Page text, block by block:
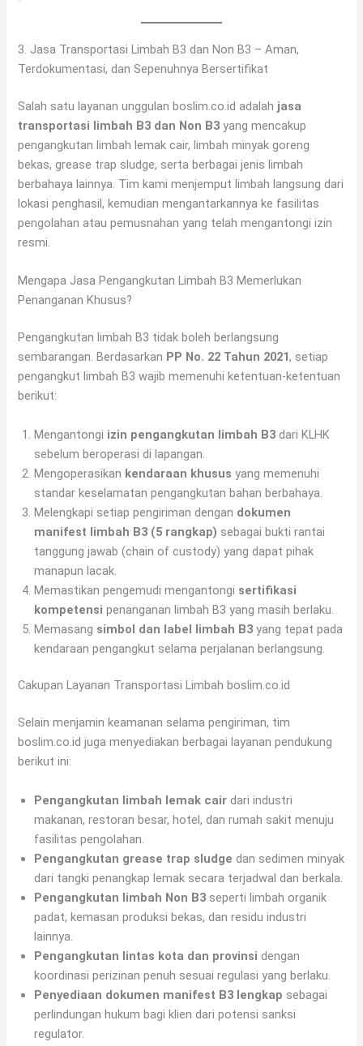
3. Jasa Transportasi Limbah B3 dan Non B3 – Aman,
Terdokumentasi, dan Sepenuhnya Bersertifikat
Salah satu layanan unggulan boslim.co.id adalah jasa
transportasi limbah B3 dan Non B3 yang mencakup
pengangkutan limbah lemak cair, limbah minyak goreng
bekas, grease trap sludge, serta berbagai jenis limbah
berbahaya lainnya. Tim kami menjemput limbah langsung dari
lokasi penghasil, kemudian mengantarkannya ke fasilitas
pengolahan atau pemusnahan yang telah mengantongi izin
resmi.
Mengapa Jasa Pengangkutan Limbah B3 Memerlukan
Penanganan Khusus?
Pengangkutan limbah B3 tidak boleh berlangsung
sembarangan. Berdasarkan PP No. 22 Tahun 2021, setiap
pengangkut limbah B3 wajib memenuhi ketentuan-ketentuan
berikut:
Mengantongi izin pengangkutan limbah B3 dari KLHK
sebelum beroperasi di lapangan.
Mengoperasikan kendaraan khusus yang memenuhi
standar keselamatan pengangkutan bahan berbahaya.
Melengkapi setiap pengiriman dengan dokumen
manifest limbah B3 (5 rangkap) sebagai bukti rantai
tanggung jawab (chain of custody) yang dapat pihak
manapun lacak.
Memastikan pengemudi mengantongi sertifikasi
kompetensi penanganan limbah B3 yang masih berlaku.
Memasang simbol dan label limbah B3 yang tepat pada
kendaraan pengangkut selama perjalanan berlangsung.
Cakupan Layanan Transportasi Limbah boslim.co.id
Selain menjamin keamanan selama pengiriman, tim
boslim.co.id juga menyediakan berbagai layanan pendukung
berikut ini:
Pengangkutan limbah lemak cair dari industri
makanan, restoran besar, hotel, dan rumah sakit menuju
fasilitas pengolahan.
Pengangkutan grease trap sludge dan sedimen minyak
dari tangki penangkap lemak secara terjadwal dan berkala.
Pengangkutan limbah Non B3 seperti limbah organik
padat, kemasan produksi bekas, dan residu industri
lainnya.
Pengangkutan lintas kota dan provinsi dengan
koordinasi perizinan penuh sesuai regulasi yang berlaku.
Penyediaan dokumen manifest B3 lengkap sebagai
perlindungan hukum bagi klien dari potensi sanksi
regulator.